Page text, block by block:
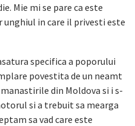
Mie mi se pare ca este
unghiul in care il privesti este
specifica a poporului
povestita de un neamt
din Moldova si i s-
si a trebuit sa mearga
sa vad care este